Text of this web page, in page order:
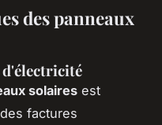
des panneaux
d'électricité
solaires est
factures